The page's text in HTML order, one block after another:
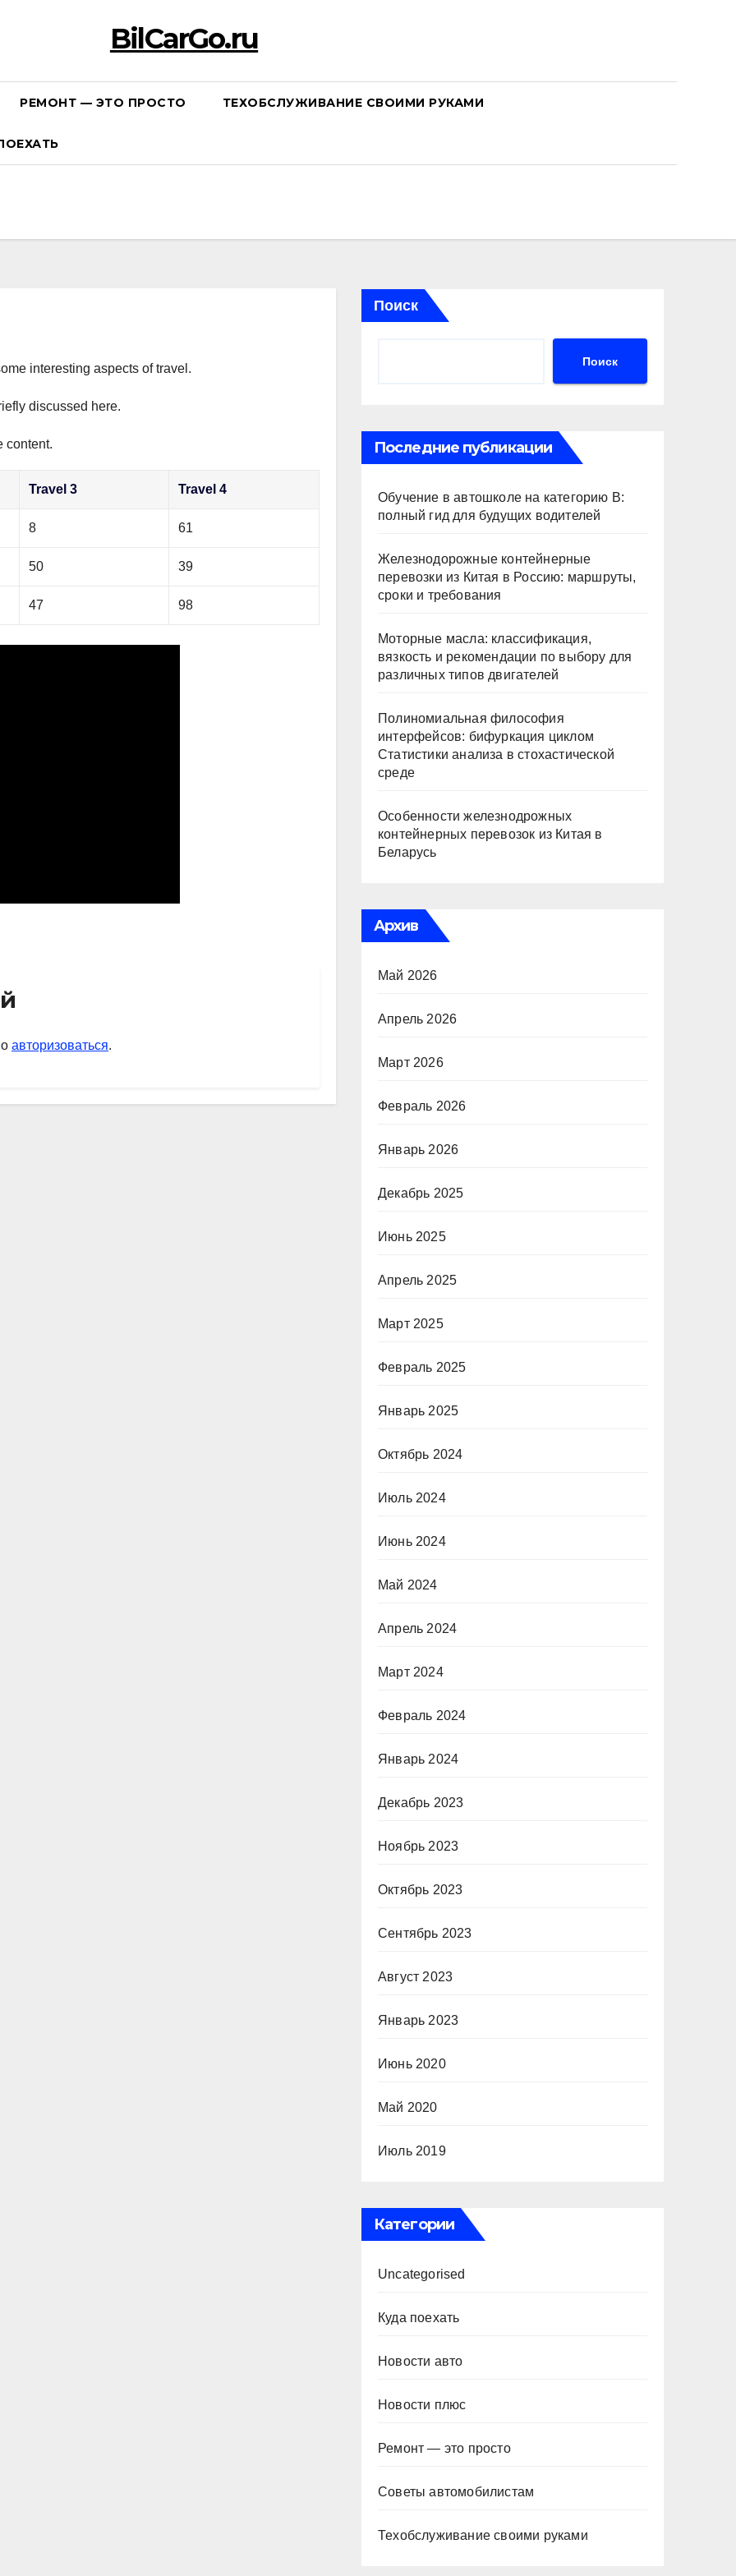
BilCarGo.ru
РЕМОНТ — ЭТО ПРОСТО ТЕХОБСЛУЖИВАНИЕ СВОИМИ РУКАМИ
interesting aspects of travel.
discussed here.
content.
Travel 3 Travel 4
8 61
50 39
47 98
авторизоваться.
Поиск
Поиск
Последние публикации
Обучение в автошколе на категорию В:
полный гид для будущих водителей
Железнодорожные контейнерные
перевозки из Китая в Россию: маршруты,
сроки и требования
Моторные масла: классификация,
вязкость и рекомендации по выбору для
различных типов двигателей
Полиномиальная философия
интерфейсов: бифуркация циклом
Статистики анализа в стохастической
среде
Особенности железнодрожных
контейнерных перевозок из Китая в
Беларусь
Архив
Май 2026
Апрель 2026
Март 2026
Февраль 2026
Январь 2026
Декабрь 2025
Июнь 2025
Апрель 2025
Март 2025
Февраль 2025
Январь 2025
Октябрь 2024
Июль 2024
Июнь 2024
Май 2024
Апрель 2024
Март 2024
Февраль 2024
Январь 2024
Декабрь 2023
Ноябрь 2023
Октябрь 2023
Сентябрь 2023
Август 2023
Январь 2023
Июнь 2020
Май 2020
Июль 2019
Категории
Uncategorised
Куда поехать
Новости авто
Новости плюс
Ремонт — это просто
Советы автомобилистам
Техобслуживание своими руками